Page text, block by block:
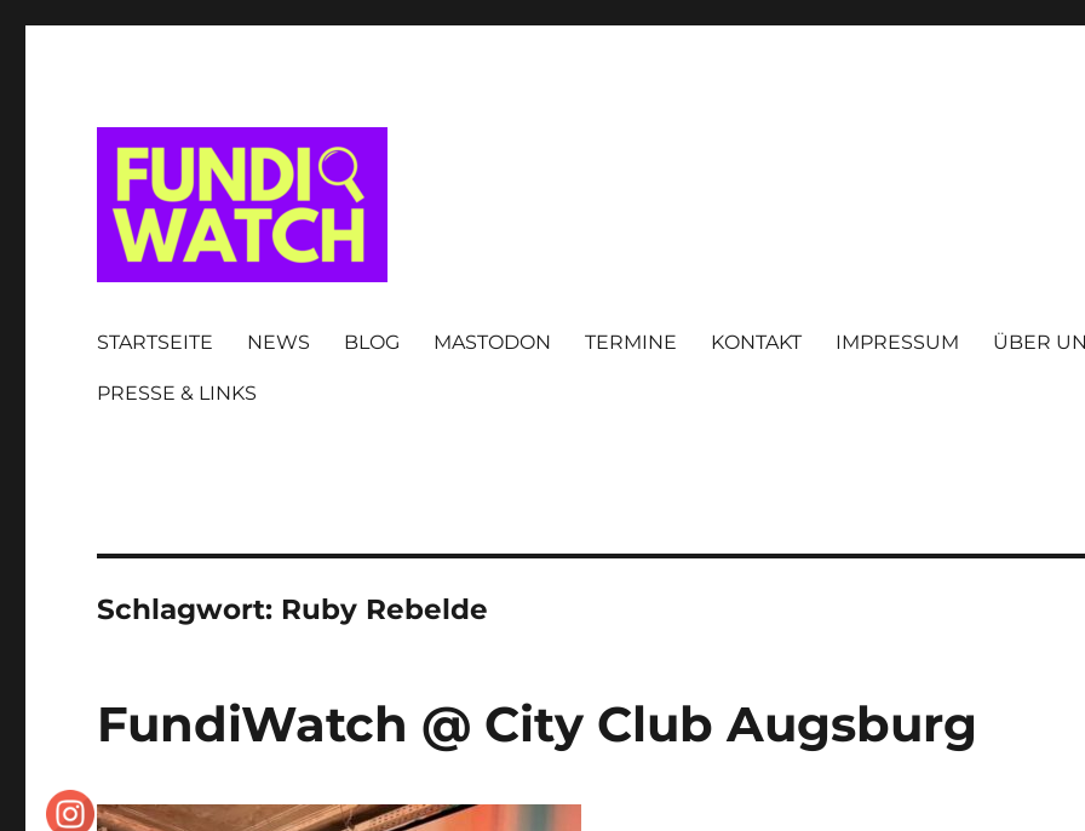
STARTSEITE NEWS BLOG MASTODON TERMINE KONTAKT IMPRESSUM ÜBER
PRESSE & LINKS
Schlagwort: Ruby Rebelde
FundiWatch @ City Club Augsburg